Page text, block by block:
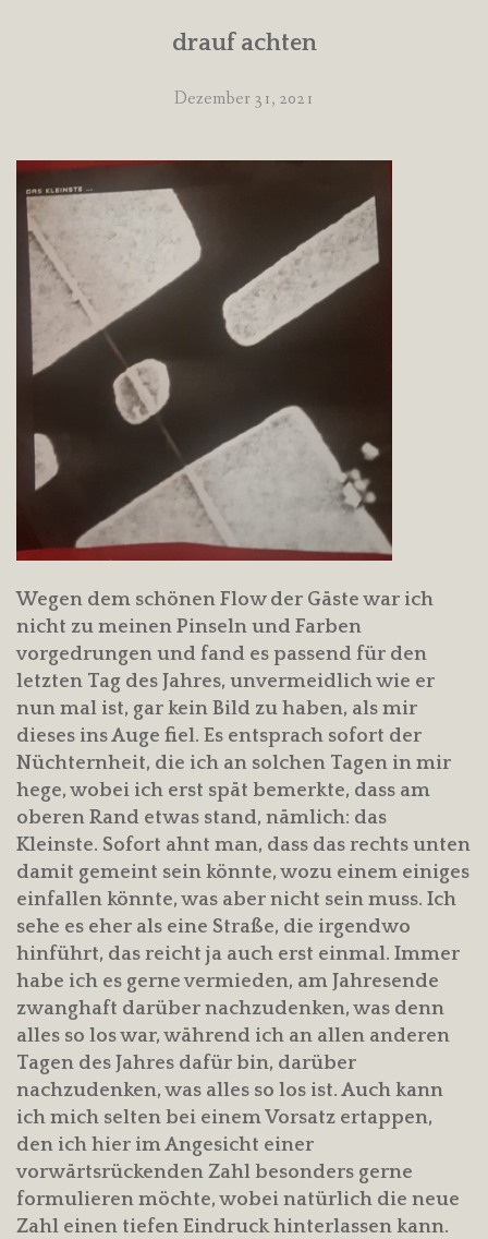
drauf achten
Dezember 31, 2021
Wegen dem schönen Flow der Gäste war ich
nicht zu meinen Pinseln und Farben
vorgedrungen und fand es passend für den
letzten Tag des Jahres, unvermeidlich wie er
nun mal ist, gar kein Bild zu haben, als mir
dieses ins Auge fiel. Es entsprach sofort der
Nüchternheit, die ich an solchen Tagen in mir
hege, wobei ich erst spät bemerkte, dass am
oberen Rand etwas stand, nämlich: das
Kleinste. Sofort ahnt man, dass das rechts unten
damit gemeint sein könnte, wozu einem einiges
einfallen könnte, was aber nicht sein muss. Ich
sehe es eher als eine Straße, die irgendwo
hinführt, das reicht ja auch erst einmal. Immer
habe ich es gerne vermieden, am Jahresende
zwanghaft darüber nachzudenken, was denn
alles so los war, während ich an allen anderen
Tagen des Jahres dafür bin, darüber
nachzudenken, was alles so los ist. Auch kann
ich mich selten bei einem Vorsatz ertappen,
den ich hier im Angesicht einer
vorwärtsrückenden Zahl besonders gerne
formulieren möchte, wobei natürlich die neue
Zahl einen tiefen Eindruck hinterlassen kann.